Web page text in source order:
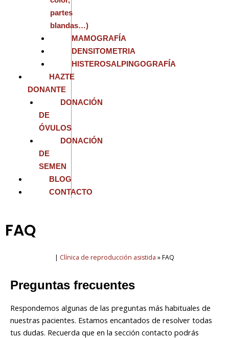
partes
blandas…)
MAMOGRAFÍA
DENSITOMETRIA
HISTEROSALPINGOGRAFÍA
HAZTE
DONANTE
DONACIÓN
DE
ÓVULOS
DONACIÓN
DE
SEMEN
BLOG
CONTACTO
FAQ
| Clínica de reproducción asistida »FAQ
Preguntas frecuentes
Respondemos algunas de las preguntas más habituales de
nuestras pacientes. Estamos encantados de resolver todas
tus dudas. Recuerda que en la sección contacto podrás